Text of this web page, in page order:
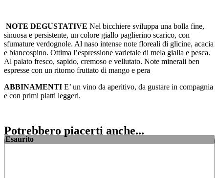
NOTE DEGUSTATIVE Nel bicchiere sviluppa una bolla fine,
sinuosa e persistente, un colore giallo paglierino scarico, con
sfumature verdognole. Al naso intense note floreali di glicine, acacia
e biancospino. Ottima l’espressione varietale di mela gialla e pesca.
Al palato fresco, sapido, cremoso e vellutato. Note minerali ben
espresse con un ritorno fruttato di mango e pera
ABBINAMENTI E’ un vino da aperitivo, da gustare in compagnia
e con primi piatti leggeri.
Potrebbero piacerti anche...
Esaurito